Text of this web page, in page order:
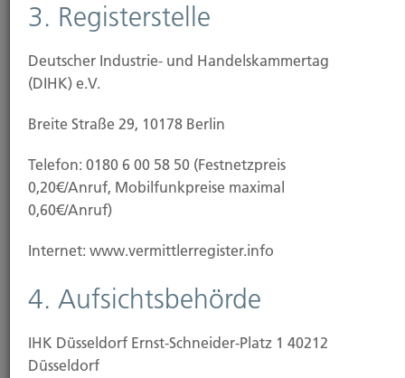
empfehlen wir den Abschluss einer
Diese zahlt bei Schäden durch
Überschwemmung, Überflutung, Rückstau
Erdsenkung oder Erdrutsch sowie
Schneedruck oder Lawinen
Unser Tipp: Wir beraten Sie, wie Sie Ihre Immobilie
vor Gefahren schützen können. Dafür haben wir
bedarfsgerechte und günstige Lösungen
vorbereitet.
Risikoanalyse Gebäudeversicherung
3. Registerstelle
Deutscher Industrie- und Handelskammertag
(DIHK) e.V.
Breite Straße 29, 10178 Berlin
Telefon: 0180 6 00 58 50 (Festnetzpreis
0,20€/Anruf, Mobilfunkpreise maximal
0,60€/Anruf)
Internet: www.vermittlerregister.info
4. Aufsichtsbehörde
IHK Düsseldorf Ernst-Schneider-Platz 1 40212
Düsseldorf